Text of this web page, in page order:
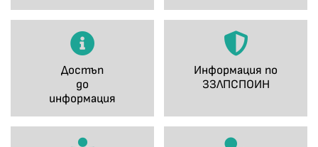
Достъп
до
информация
Информация по
ЗЗЛПСПОИН